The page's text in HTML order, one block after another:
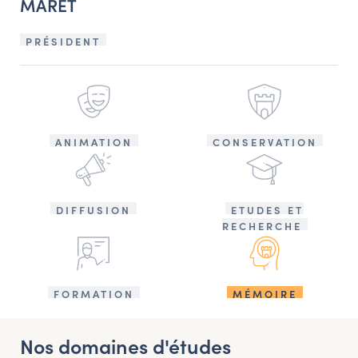
PRÉSIDENT
ANIMATION CONSERVATION
DIFFUSION
ETUDES ET
RECHERCHE
FORMATION MÉMOIRE
Nos domaines d'études